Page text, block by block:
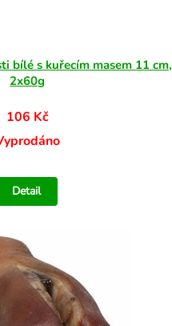
bílé s kuřecím masem 11 cm,
2x60g
106 Kč
Detail